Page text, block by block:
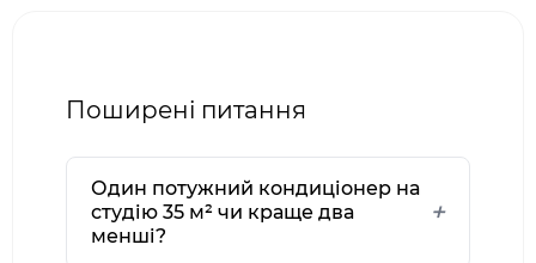
Поширені питання
Один потужний кондиціонер на
студію 35 м² чи краще два
менші?